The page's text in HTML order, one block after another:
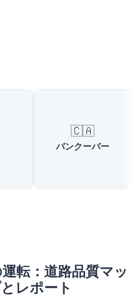
🇨🇦
バンクーバー
転：道路品質マッ
レポート